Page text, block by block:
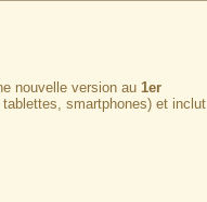
nouvelle version au 1er
smartphones) et inclut